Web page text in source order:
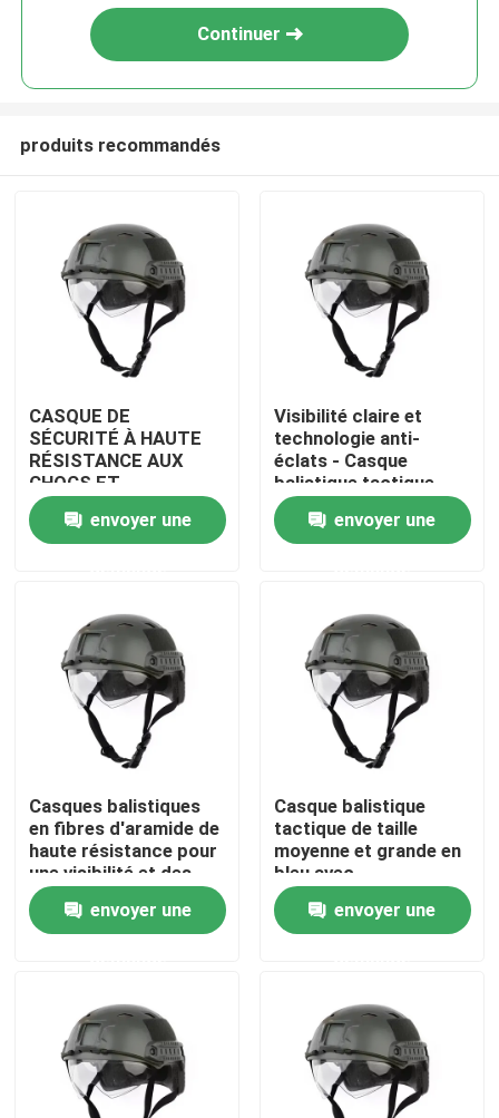
À la maison
Produits
Vidéos
À propos de nous
Visite de l'usine
Contrôle de la qualité
Nouvelles
Usage tactique militaire
Gilet à l'épreuve des balles tactique militaire
Continuer
produits recommandés
CASQUE DE
SÉCURITÉ À HAUTE
RÉSISTANCE AUX
CHOCS ET
PROTECTION
BALISTIQUE pour la
protection contre les
envoyer une
Visibilité claire et
technologie anti-
éclats - Casque
balistique tactique
amélioré avec
ventilationenvoyer une
Casques balistiques
en fibres d'aramide de
haute résistance pour
une visibilité et des
performances claires
envoyer une
Casque balistique
tactique de taille
moyenne et grande en
bleu avec
caractéristique
imperméable à l'eau
envoyer une